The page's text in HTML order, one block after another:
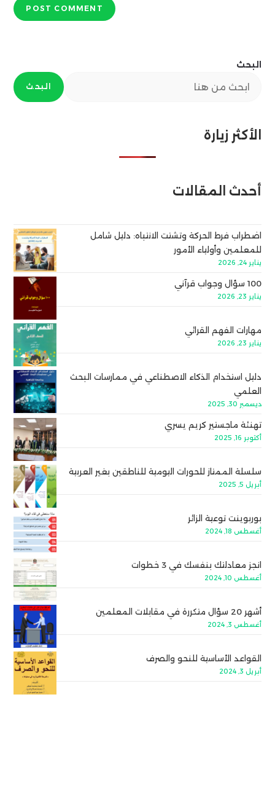
البحث
البحث
الأكثر زيارة
أحدث المقالات
اضطراب فرط الحركة وتشتت الانتباه: دليل شامل
للمعلمين وأولياء الأمور
يناير 24, 2026
100 سؤال وجواب قرآني
يناير 23, 2026
مهارات الفهم القرائي
يناير 23, 2026
دليل استخدام الذكاء الاصطناعي في ممارسات البحث
العلمي
ديسمبر 30, 2025
تهنئة ماجستير كريم يسري
أكتوبر 16, 2025
سلسلة الممتاز للحورات اليومية للناطقين بغير العربية
أبريل 5, 2025
بوربوينت توعية الزائر
أغسطس 18, 2024
انجز معادلتك بنفسك في 3 خطوات
أغسطس 10, 2024
أشهر 20 سؤال متكررة في مقابلات المعلمين
أغسطس 3, 2024
القواعد الأساسية للنحو والصرف
أبريل 3, 2024